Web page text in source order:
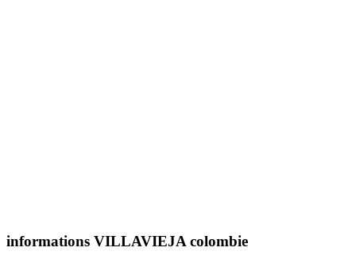
informations VILLAVIEJA colombie